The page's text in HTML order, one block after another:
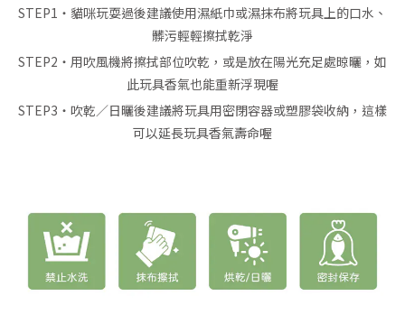
STEP1・貓咪玩耍過後建議使用濕紙巾或濕抹布將玩具上的口水、
髒污輕輕擦拭乾淨
STEP2・用吹風機將擦拭部位吹乾，或是放在陽光充足處晾曬，如
此玩具香氣也能重新浮現喔
STEP3・吹乾／日曬後建議將玩具用密閉容器或塑膠袋收納，這樣
可以延長玩具香氣壽命喔